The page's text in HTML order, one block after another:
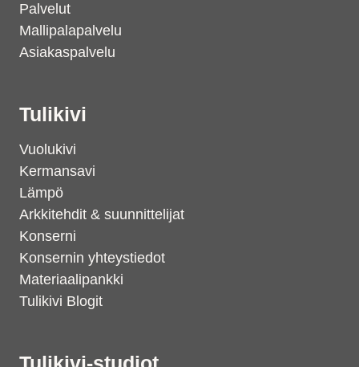
Palvelut
Mallipalapalvelu
Asiakaspalvelu
Tulikivi
Vuolukivi
Kermansavi
Lämpö
Arkkitehdit & suunnittelijat
Konserni
Konsernin yhteystiedot
Materiaalipankki
Tulikivi Blogit